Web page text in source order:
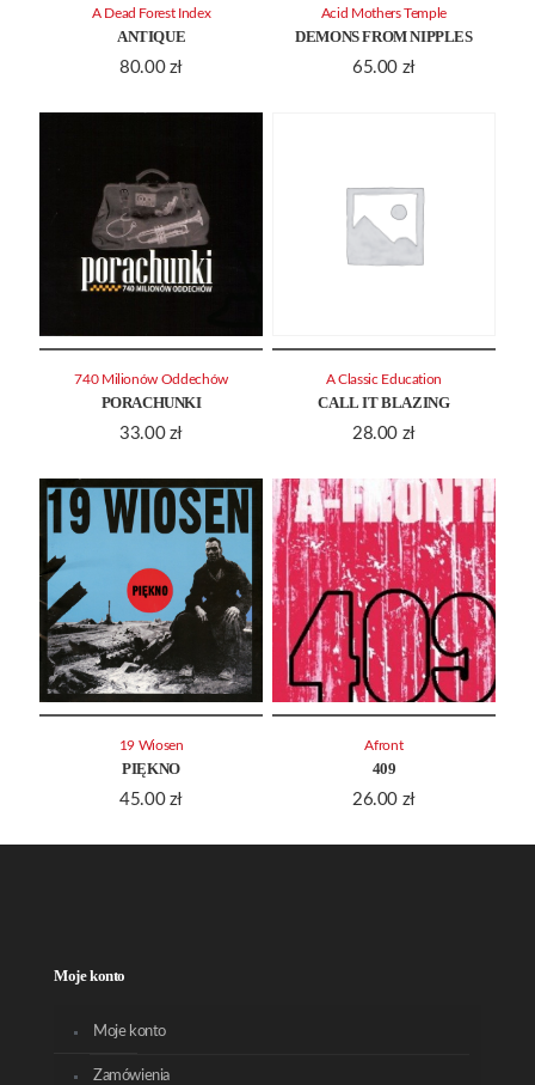
ANTIQUE
80.00 zł
A Dead Forest Index
DEMONS FROM NIPPLES
65.00 zł
Acid Mothers Temple
PORACHUNKI
33.00 zł
740 Milionów Oddechów
CALL IT BLAZING
28.00 zł
A Classic Education
PIĘKNO
45.00 zł
19 Wiosen
409
26.00 zł
Afront
Moje konto
Moje konto
Zamówienia